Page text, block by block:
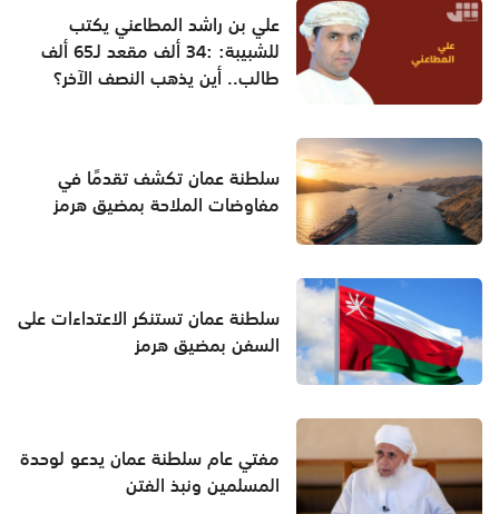
علي بن راشد المطاعني يكتب
للشبيبة: :34 ألف مقعد لـ65 ألف
طالب.. أين يذهب النصف الآخر؟
سلطنة عمان تكشف تقدمًا في
مفاوضات الملاحة بمضيق هرمز
سلطنة عمان تستنكر الاعتداءات على
السفن بمضيق هرمز
مفتي عام سلطنة عمان يدعو لوحدة
المسلمين ونبذ الفتن